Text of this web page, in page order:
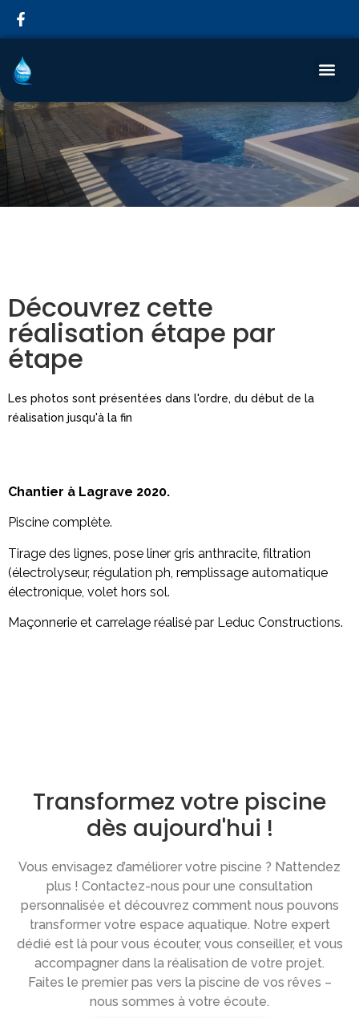
Découvrez cette
réalisation étape par
étape
Les photos sont présentées dans l'ordre, du début de la
réalisation jusqu'à la fin
Chantier à Lagrave 2020.
Piscine complète.
Tirage des lignes, pose liner gris anthracite, filtration
(électrolyseur, régulation ph, remplissage automatique
électronique, volet hors sol.
Maçonnerie et carrelage réalisé par Leduc Constructions.
Transformez votre piscine
dès aujourd'hui !
Vous envisagez d’améliorer votre piscine ? N’attendez
plus ! Contactez-nous pour une consultation
personnalisée et découvrez comment nous pouvons
transformer votre espace aquatique. Notre expert
dédié est là pour vous écouter, vous conseiller, et vous
accompagner dans la réalisation de votre projet.
Faites le premier pas vers la piscine de vos rêves –
nous sommes à votre écoute.